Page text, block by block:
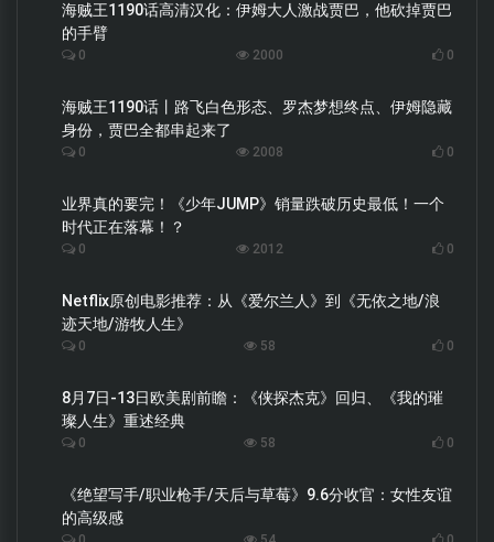
海贼王1190话高清汉化：伊姆大人激战贾巴，他砍掉贾巴
的手臂
0 2000 0
海贼王1190话丨路飞白色形态、罗杰梦想终点、伊姆隐藏
身份，贾巴全都串起来了
0 2008 0
业界真的要完！《少年JUMP》销量跌破历史最低！一个
时代正在落幕！？
0 2012 0
Netflix原创电影推荐：从《爱尔兰人》到《无依之地/浪
迹天地/游牧人生》
0 58 0
8月7日-13日欧美剧前瞻：《侠探杰克》回归、《我的璀
璨人生》重述经典
0 58 0
《绝望写手/职业枪手/天后与草莓》9.6分收官：女性友谊
的高级感